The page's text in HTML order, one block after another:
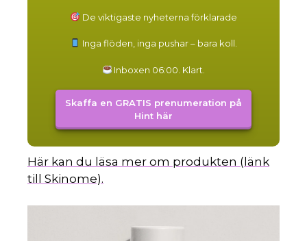
De viktigaste nyheterna förklarade
Inga flöden, inga pushar – bara koll.
Inboxen 06:00. Klart.
Skaffa en GRATIS prenumeration på
Hint här
Här kan du läsa mer om produkten (länk
till Skinome).